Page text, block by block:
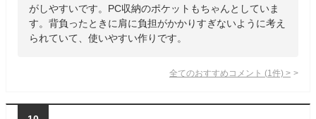
がしやすいです。PC収納のポケットもちゃんとしていま
す。背負ったときに肩に負担がかかりすぎないように考え
られていて、使いやすい作りです。
全てのおすすめコメント (1 件) >